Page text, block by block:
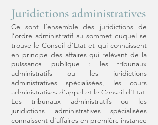
Juridictions administratives
Ce sont l’ensemble des juridictions de
l’ordre administratif au sommet duquel se
trouve le Conseil d’Etat et qui connaissent
en principe des affaires qui relèvent de la
puissance publique : les tribunaux
administratifs ou les juridictions
administratives spécialisées, les cours
administratives d’appel et le Conseil d’Etat.
Les tribunaux administratifs ou les
juridictions administratives spécialisées
connaissent d’affaires en première instance